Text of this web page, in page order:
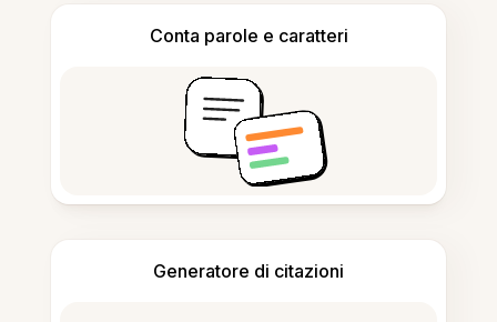
Conta parole e caratteri
Generatore di citazioni